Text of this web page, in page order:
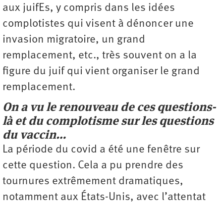
aux juifEs, y compris dans les idées
complotistes qui visent à dénoncer une
invasion migratoire, un grand
remplacement, etc., très souvent on a la
figure du juif qui vient organiser le grand
remplacement.
On a vu le renouveau de ces questions-
là et du complotisme sur les questions
du vaccin…
La période du covid a été une fenêtre sur
cette question. Cela a pu prendre des
tournures extrêmement dramatiques,
notamment aux États-Unis, avec l’attentat